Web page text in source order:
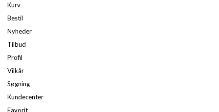
Kurv
Bestil
Nyheder
Tilbud
Profil
Vilkår
Søgning
Kundecenter
Favorit